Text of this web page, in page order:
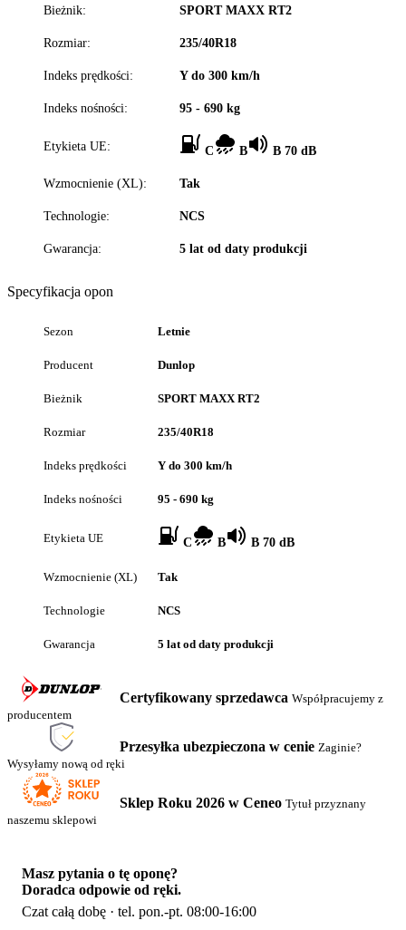
Bieżnik: SPORT MAXX RT2
Rozmiar: 235/40R18
Indeks prędkości: Y do 300 km/h
Indeks nośności: 95 - 690 kg
Etykieta UE: C B B 70 dB
Wzmocnienie (XL): Tak
Technologie: NCS
Gwarancja: 5 lat od daty produkcji
Specyfikacja opon
Sezon Letnie
Producent Dunlop
Bieżnik SPORT MAXX RT2
Rozmiar 235/40R18
Indeks prędkości Y do 300 km/h
Indeks nośności 95 - 690 kg
Etykieta UE C B B 70 dB
Wzmocnienie (XL) Tak
Technologie NCS
Gwarancja 5 lat od daty produkcji
Certyfikowany sprzedawca Współpracujemy z
producentem
Przesyłka ubezpieczona w cenie Zaginie?
Wysyłamy nową od ręki
Sklep Roku 2026 w Ceneo Tytuł przyznany
naszemu sklepowi
Masz pytania o tę oponę?
Doradca odpowie od ręki.
Czat całą dobę · tel. pon.-pt. 08:00-16:00